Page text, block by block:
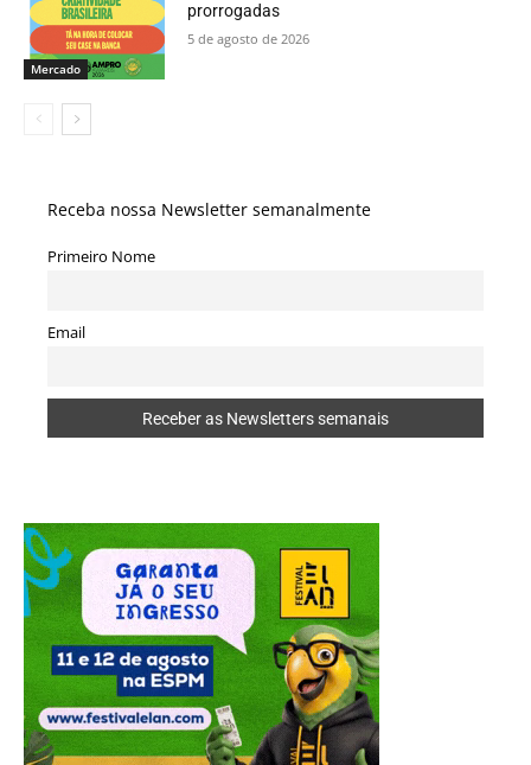
Mercado
prorrogadas
5 de agosto de 2026
Receba nossa Newsletter semanalmente
Primeiro Nome
Email